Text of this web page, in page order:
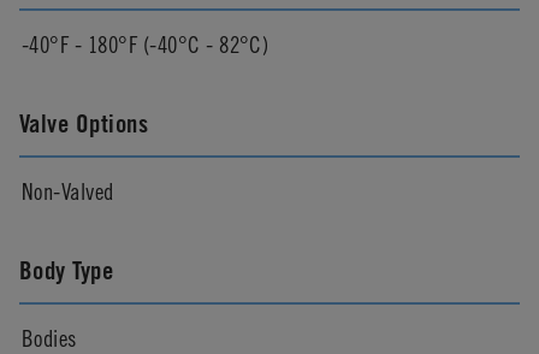
-40°F - 180°F (-40°C - 82°C)
Valve Options
Non-Valved
Body Type
Bodies